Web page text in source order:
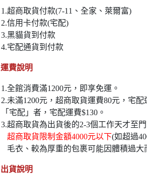
1.超商取貨付款(7-11、全家、萊爾富)
2.信用卡付款(宅配)
3.黑貓貨到付款
4.宅配通貨到付款
運費說明
1.全館消費滿1200元，即享免運。
2.未滿1200元，超商取貨運費80元，宅
「宅配」者，宅配運費$130。
3.超商取貨為出貨後的2-3個工作天才至
超商取貨限制金額4000元以下(如超過
毛衣、較為厚重的包裹可能因體積過
出貨說明